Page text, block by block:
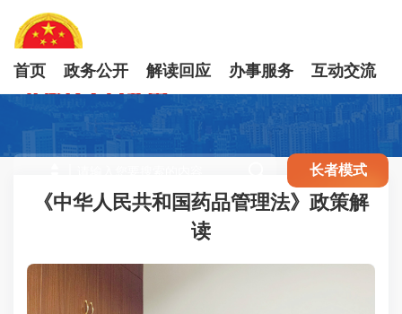
首页 政务公开 解读回应 办事服务 互动交流
长者模式
《中华人民共和国药品管理法》政策解
读